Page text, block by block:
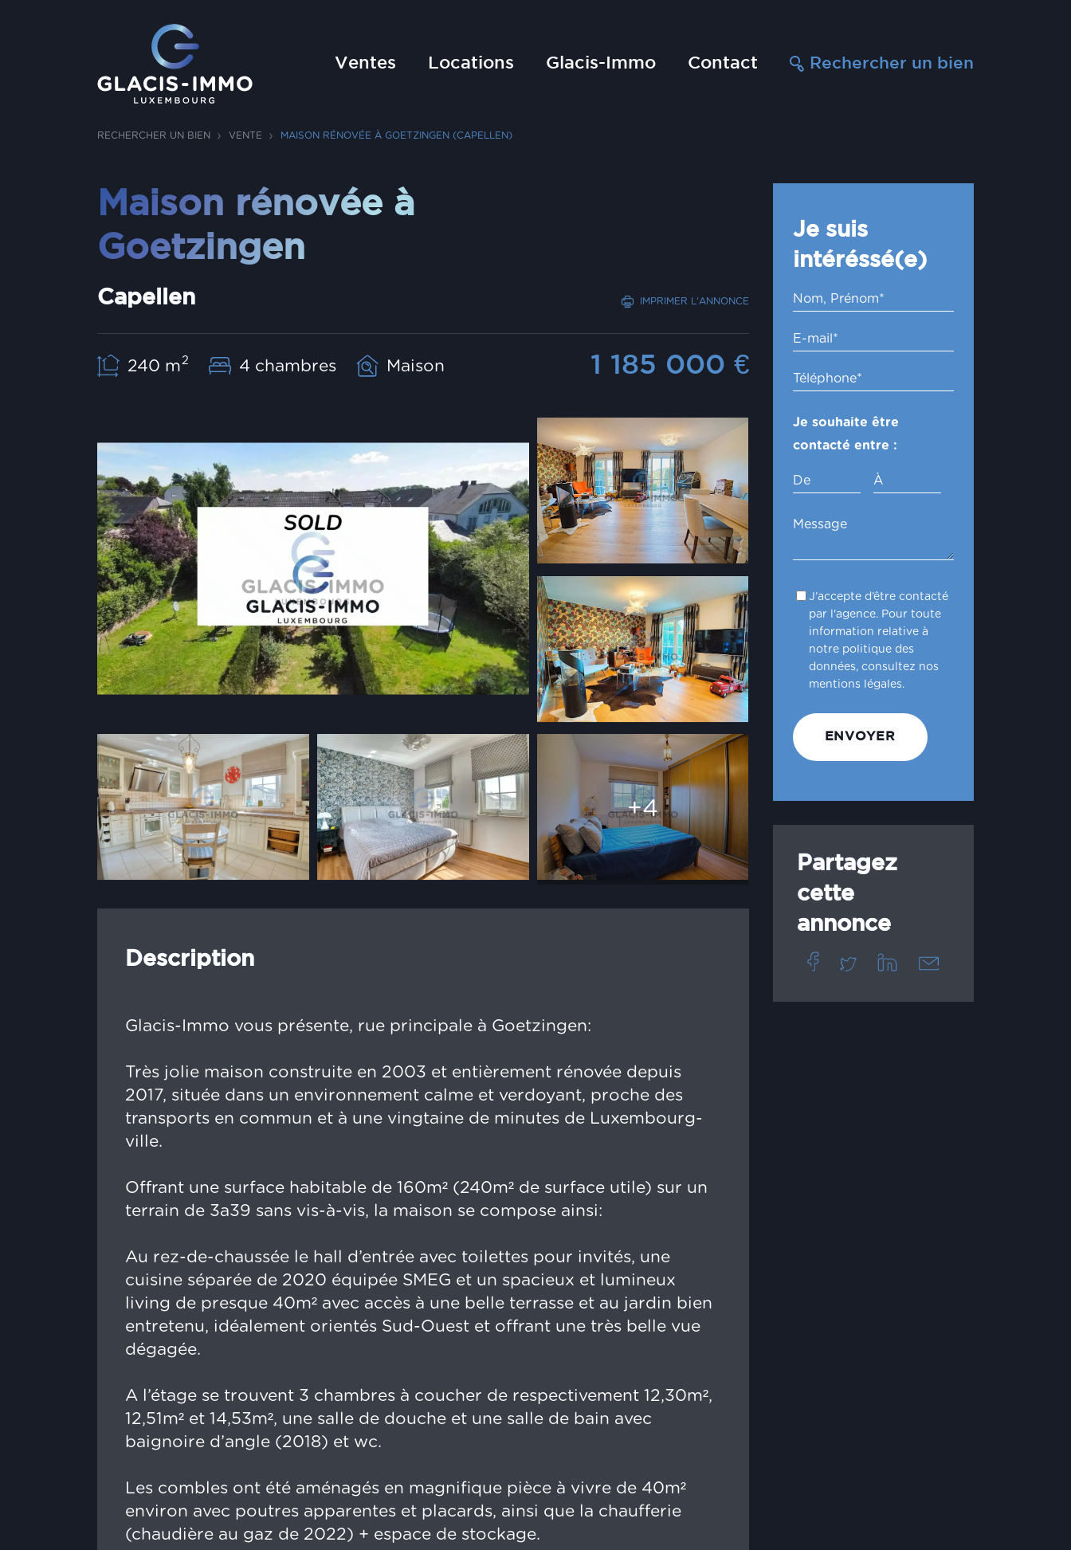
Ventes Locations Glacis-Immo Contact Rechercher un bien
RECHERCHER UN BIEN VENTE MAISON RÉNOVÉE À GOETZINGEN (CAPELLEN)
Maison rénovée à
Goetzingen
Capellen IMPRIMER L'ANNONCE
240 m2 4 chambres Maison 1 185 000 €
+4
Description
Glacis-Immo vous présente, rue principale à Goetzingen:
Très jolie maison construite en 2003 et entièrement rénovée depuis
2017, située dans un environnement calme et verdoyant, proche des
transports en commun et à une vingtaine de minutes de Luxembourg-
ville.
Offrant une surface habitable de 160m² (240m² de surface utile) sur un
terrain de 3a39 sans vis-à-vis, la maison se compose ainsi:
Au rez-de-chaussée le hall d’entrée avec toilettes pour invités, une
cuisine séparée de 2020 équipée SMEG et un spacieux et lumineux
living de presque 40m² avec accès à une belle terrasse et au jardin bien
entretenu, idéalement orientés Sud-Ouest et offrant une très belle vue
dégagée.
A l’étage se trouvent 3 chambres à coucher de respectivement 12,30m²,
12,51m² et 14,53m², une salle de douche et une salle de bain avec
baignoire d’angle (2018) et wc.
Les combles ont été aménagés en magnifique pièce à vivre de 40m²
environ avec poutres apparentes et placards, ainsi que la chaufferie
(chaudière au gaz de 2022) + espace de stockage.
Je suis
intéréssé(e)
Je souhaite être
contacté entre :
De À
J’accepte d’être contacté
par l'agence. Pour toute
information relative à
notre politique des
données, consultez nos
mentions légales.
Partagez
cette
annonce